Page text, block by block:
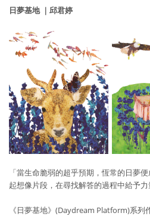
日夢基地 ｜邱君婷
「當生命脆弱的超乎預期，恆常的日夢
起想像片段，在尋找解答的過程中給予力
《日夢基地》(Daydream Platform)系